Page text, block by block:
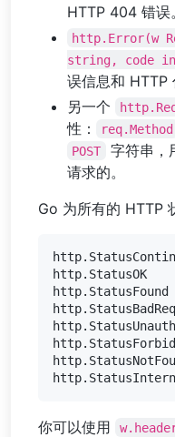
HTTP 404 错误。
http.Error(w
string, code
误信息和 HTTP
另一个
性：
req.Method
POST
字符串，
请求的。
Go 为所有的 HTTP
http.StatusContinue		=
http.StatusOK			= 200
http.StatusFound		= 302
http.StatusBadRequest
http.StatusForbidden
http.StatusNotFound		=
你可以使用